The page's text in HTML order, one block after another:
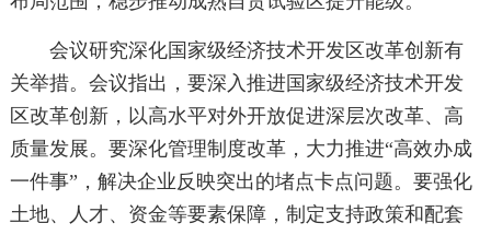
会议研究深化国家级经济技术开发区改革创新有
关举措。会议指出，要深入推进国家级经济技术开发
区改革创新，以高水平对外开放促进深层次改革、高
质量发展。要深化管理制度改革，大力推进“高效办成
一件事”，解决企业反映突出的堵点卡点问题。要强化
土地、人才、资金等要素保障，制定支持政策和配套